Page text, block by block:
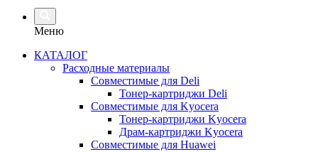
Меню
КАТАЛОГ
Расходные материалы
Совместимые для Deli
Тонер-картриджи Deli
Совместимые для Kyocera
Тонер-картриджи Kyocera
Драм-картриджи Kyocera
Совместимые для Huawei